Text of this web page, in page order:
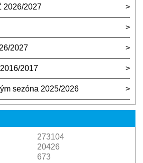
2026/2027
2027
2017
sezóna 2025/2026
273104
20426
673